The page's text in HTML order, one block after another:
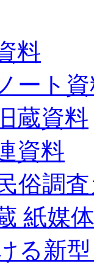
料
ート
蔵資料
資料
俗調査
紙媒
る新